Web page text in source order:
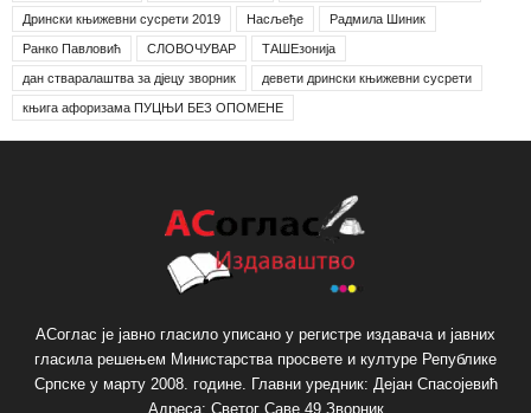
Дрински књижевни сусрети 2019 Насљеђе Радмила Шиник
Ранко Павловић СЛОВОЧУВАР ТАШЕзонија
дан стваралаштва за дјецу зворник девети дрински књижевни сусрети
књига афоризама ПУЦЊИ БЕЗ ОПОМЕНЕ
АСоглас је јавно гласило уписано у регистре издавача и јавних
гласила решењем Министарства просвете и културе Републике
Српске у марту 2008. године. Главни уредник: Дејан Спасојевић
Адреса: Светог Саве 49 Зворник